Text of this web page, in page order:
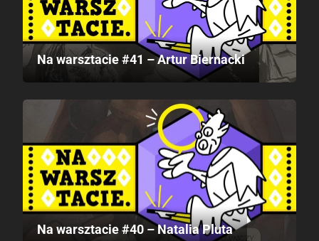
Na warsztacie #41 – Artur Biernacki
Na warsztacie #40 – Natalia Pluta